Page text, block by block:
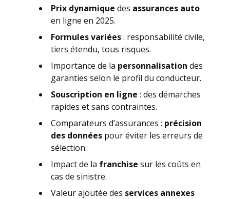
Prix dynamique des assurances auto
en ligne en 2025.
Formules variées: responsabilité civile,
tiers étendu, tous risques.
Importance de la personnalisation des
garanties selon le profil du conducteur.
Souscription en ligne : des démarches
rapides et sans contraintes.
Comparateurs d’assurances : précision
des données pour éviter les erreurs de
sélection.
Impact de la franchise sur les coûts en
cas de sinistre.
Valeur ajoutée des services annexes